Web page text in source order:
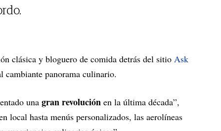
clásica y bloguero de comida detrás del sitio Ask
cambiante panorama culinario.
una gran revolución en la última década”,
local hasta menús personalizados, las aerolíneas